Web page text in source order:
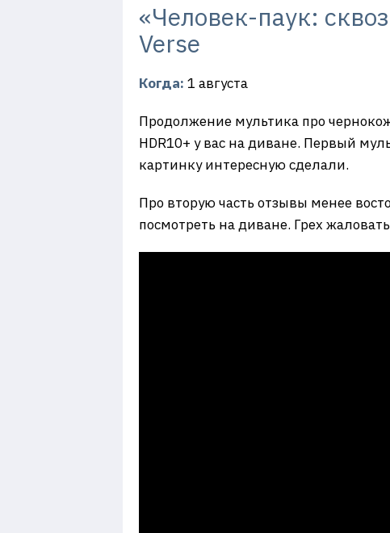
«Человек-паук:
Verse
Когда: 1 августа
Продолжение мультика про
HDR10+ у вас на диване. Первый
картинку интересную сделали.
Про вторую часть отзывы менее
посмотреть на диване. Грех